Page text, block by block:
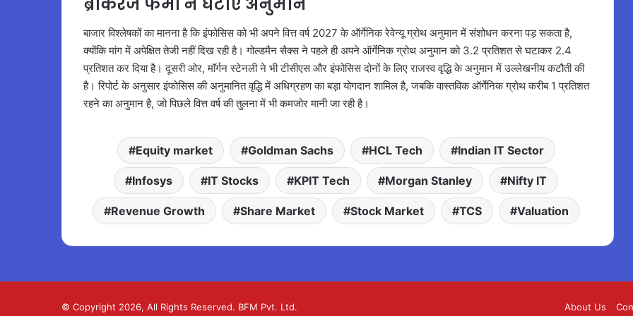
ब्रोकरेज फर्मों ने घटाए अनुमान
बाजार विश्लेषकों का मानना है कि इंफोसिस को भी अपने वित्त वर्ष 2027 के ऑर्गेनिक रेवेन्यू ग्रोथ अनुमान में संशोधन करना पड़ सकता है,
क्योंकि मांग में अपेक्षित तेजी नहीं दिख रही है। गोल्डमैन सैक्स ने पहले ही अपने ऑर्गेनिक ग्रोथ अनुमान को 3.2 प्रतिशत से घटाकर 2.4
प्रतिशत कर दिया है। दूसरी ओर, मॉर्गन स्टेनली ने भी टीसीएस और इंफोसिस दोनों के लिए राजस्व वृद्धि के अनुमान में उल्लेखनीय कटौती की
है। रिपोर्ट के अनुसार इंफोसिस की अनुमानित वृद्धि में अधिग्रहण का बड़ा योगदान शामिल है, जबकि वास्तविक ऑर्गेनिक ग्रोथ करीब 1 प्रतिशत
रहने का अनुमान है, जो पिछले वित्त वर्ष की तुलना में भी कमजोर मानी जा रही है।
Equity market Goldman Sachs HCL Tech Indian IT Sector
Infosys IT Stocks KPIT Tech Morgan Stanley Nifty IT
Revenue Growth Share Market Stock Market TCS Valuation
© Copyright 2026, All Rights Reserved. BFM Pvt. Ltd. About Us